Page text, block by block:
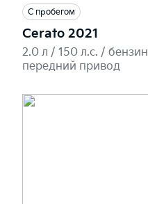
С пробегом
Cerato 2021
2.0 л / 150 л.c. /
передний привод